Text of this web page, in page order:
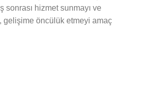
sonrası hizmet sunmayı ve
gelişime öncülük etmeyi amaç